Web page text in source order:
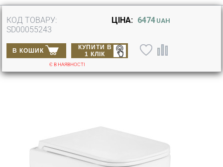
КОД ТОВАРУ:
SD00055243
ЦІНА: 6474 UAH
В КОШИК
КУПИТИ В
1 КЛІК
Є В НАЯВНОСТІ